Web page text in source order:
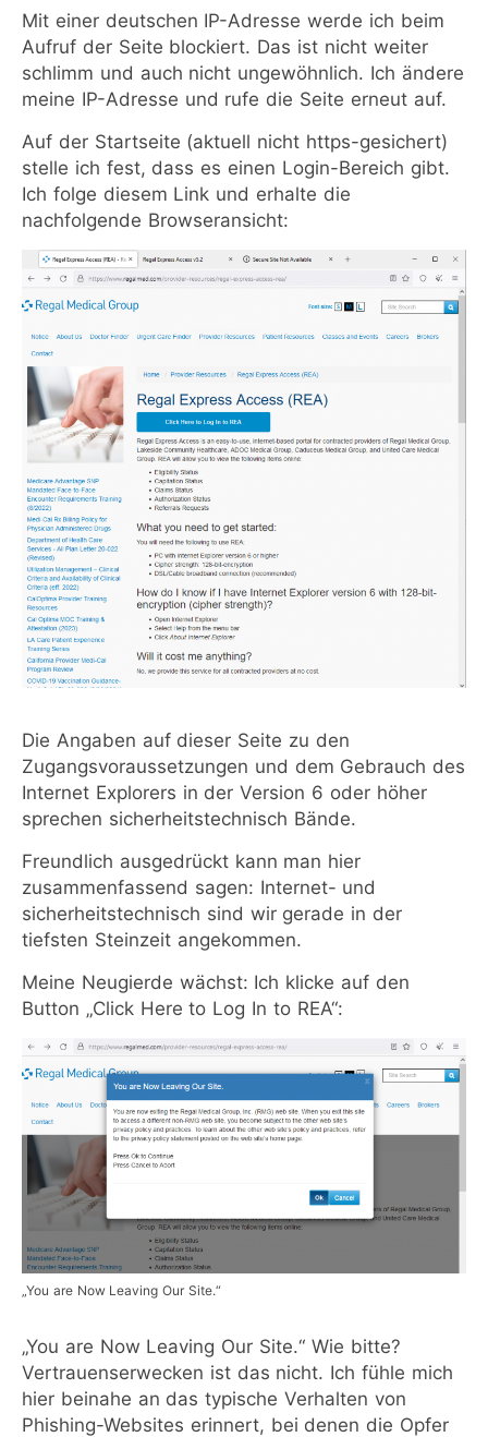
Mit einer deutschen IP-Adresse werde ich beim
Aufruf der Seite blockiert. Das ist nicht weiter
schlimm und auch nicht ungewöhnlich. Ich ändere
meine IP-Adresse und rufe die Seite erneut auf.
Auf der Startseite (aktuell nicht https-gesichert)
stelle ich fest, dass es einen Login-Bereich gibt.
Ich folge diesem Link und erhalte die
nachfolgende Browseransicht:
Die Angaben auf dieser Seite zu den
Zugangsvoraussetzungen und dem Gebrauch des
Internet Explorers in der Version 6 oder höher
sprechen sicherheitstechnisch Bände.
Freundlich ausgedrückt kann man hier
zusammenfassend sagen: Internet- und
sicherheitstechnisch sind wir gerade in der
tiefsten Steinzeit angekommen.
Meine Neugierde wächst: Ich klicke auf den
Button „Click Here to Log In to REA“:
„You are Now Leaving Our Site.“
„You are Now Leaving Our Site.“ Wie bitte?
Vertrauenserwecken ist das nicht. Ich fühle mich
hier beinahe an das typische Verhalten von
Phishing-Websites erinnert, bei denen die Opfer